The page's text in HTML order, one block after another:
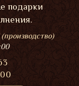
подарки